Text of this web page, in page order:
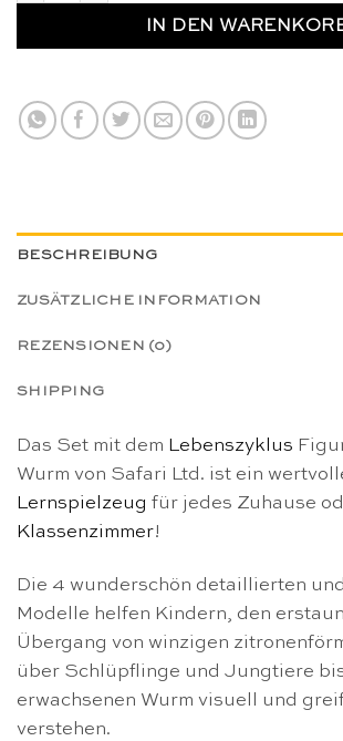
IN DEN
BESCHREIBUNG
ZUSÄTZLICHE INFORMATION
REZENSIONEN (0)
SHIPPING
Das Set mit dem Lebenszyklus
Wurm von Safari Ltd. ist ein
Lernspielzeug für jedes Zuhause
Klassenzimmer!
Die 4 wunderschön detaillierten
Modelle helfen Kindern, den
Übergang von winzigen
über Schlüpflinge und Jungtiere
erwachsenen Wurm visuell und
verstehen.